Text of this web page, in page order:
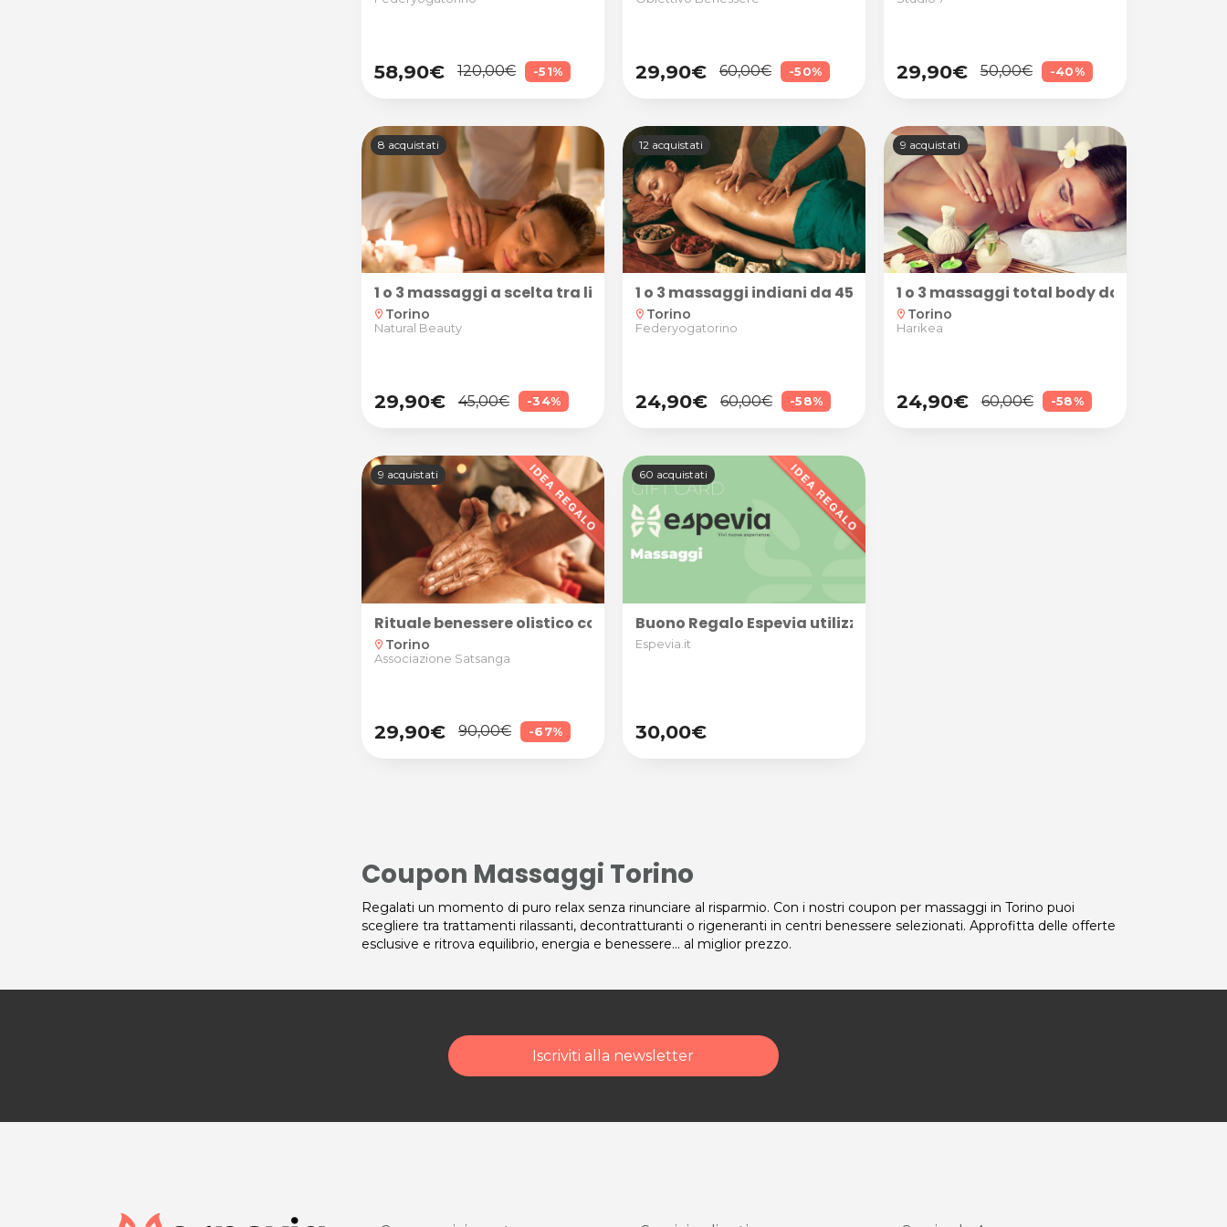
58,90€ 120,00€ -51% 29,90€ 60,00€ -50% 29,90€ 50,00€ -40%
8 acquistati
1 o 3 massaggi a scelta tra linfodrenante ayurvedico, californiano e ayurvedico da 45 minuti presso Natural
location_on Torino
Natural Beauty
29,90€ 45,00€ -34%
12 acquistati
location_on Torino
Federyogatorino
24,90€ 60,00€ -58%
9 acquistati
1 o 3 massaggi total body da 45 minuti a
location_on Torino
Harikea
24,90€ 60,00€ -58%
9 acquistati
Rituale benessere olistico con visita e massaggi per 1 o 2 persone presso Associazione Satsanga
location_on Torino
Associazione Satsanga
29,90€ 90,00€ -67%
60 acquistati
Buono Regalo Espevia utilizzabile nella categoria MASSAGGI, disponibile
Espevia.it
30,00€
Coupon Massaggi Torino
Regalati un momento di puro relax senza rinunciare al risparmio. Con i nostri coupon per massaggi in Torino puoi
scegliere tra trattamenti rilassanti, decontratturanti o rigeneranti in centri benessere selezionati. Approfitta delle offerte
esclusive e ritrova equilibrio, energia e benessere… al miglior prezzo.
Iscriviti alla newsletter